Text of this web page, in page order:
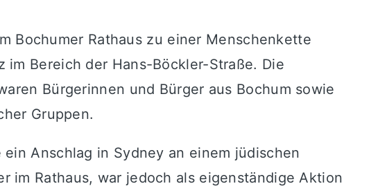
Bochumer Rathaus zu einer Menschenkette
Bereich der Hans-Böckler-Straße. Die
Bürgerinnen und Bürger aus Bochum sowie
Gruppen.
Anschlag in Sydney an einem jüdischen
im Rathaus, war jedoch als eigenständige Aktion